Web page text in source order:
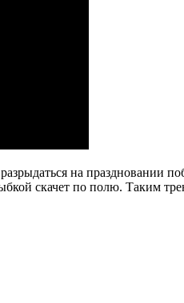
на праздновании
скачет по полю. Таким